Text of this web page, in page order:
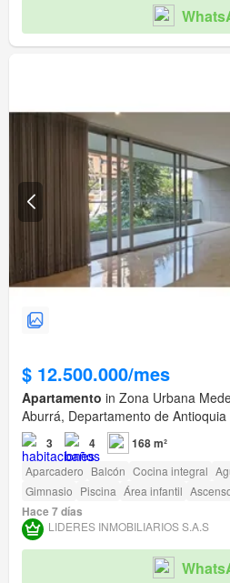
$ 12.500.000/mes
Apartamento in Zona Urbana
Aburrá, Departamento de Antioquia
3 4 168 m²
Aparcadero Balcón Cocina integral
Gimnasio Piscina Área infantil
Hace 7 días
LIDERES INMOBILIARIOS S.A.S